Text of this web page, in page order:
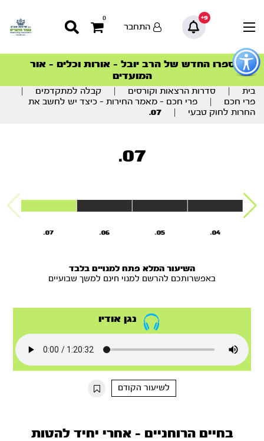
כפתור
לפתיחת
תפריט
9+
0
התחבר
סדרות הפודקאסטים
הסדרה המובילה החודש – דרך המלך
ספרו החדש של הרב יובל – אורות וכלים – אור
המועדים
הצטרפו למהפכת הבריאות הטבעית >
סדרות הפודקאסטים
הסדרה המובילה החודש – דרך המלך
תוכן
מרכזי
בית סדרות הרצאות וקורסים קבלה למתקדמים
פרי חכם
פרי חכם – מאמר החירות – כיצד יש לחשב את
החרות לחוק טבעי
07.
07.
04.
05.
06.
07.
השיעור המלא פתח למנויים בלבד
באפשרותכם להרשם למנוי חינם למשך שבועיים
נגן אודיו
לשיעור הקודם
בחיים הרוחניים - אחרי יחיד להטות